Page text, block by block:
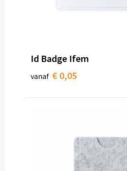
Id Badge Ifem
vanaf € 0,05